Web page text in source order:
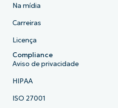
Na mídia
Carreiras
Licença
Compliance
Aviso de privacidade
HIPAA
ISO 27001